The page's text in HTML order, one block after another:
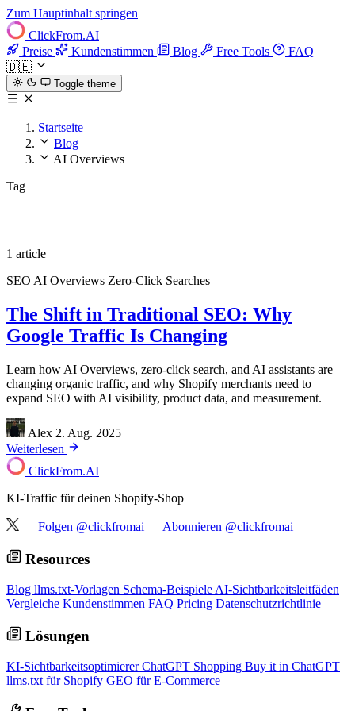
Zum Hauptinhalt springen
ClickFrom.AI
Preise
Kundenstimmen Blog Free Tools
FAQ
🇩🇪
Toggle theme
Startseite
Blog
AI Overviews
Tag
1 article
SEO AI Overviews Zero-Click Searches
The Shift in Traditional SEO: Why
Google Traffic Is Changing
Learn how AI Overviews, zero-click search, and AI assistants are
changing organic traffic, and why Shopify merchants need to
expand SEO with AI visibility, product data, and measurement.
Alex 2. Aug. 2025
Weiterlesen
ClickFrom.AI
KI-Traffic für deinen Shopify-Shop
Folgen @clickfromai Abonnieren @clickfromai
Resources
Blog llms.txt-Vorlagen Schema-Beispiele AI-Sichtbarkeitsleitfäden
Vergleiche Kundenstimmen FAQ Pricing Datenschutzrichtlinie
Lösungen
KI-SichtbarkeitsoptimiererChatGPT Shopping Buy it in ChatGPT
llms.txt für Shopify GEO für E-Commerce